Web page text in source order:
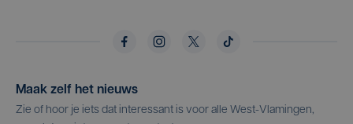
Maak zelf het nieuws
Zie of hoor je iets dat interessant is voor alle West-Vlamingen,